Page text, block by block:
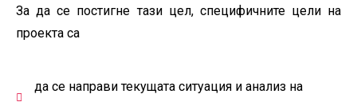
За да се постигне тази цел, специфичните цели на
проекта са
да се направи текущата ситуация и анализ на